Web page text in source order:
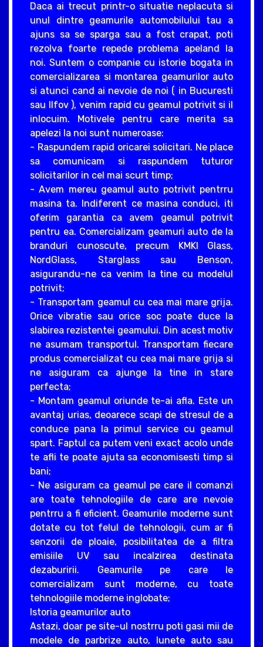
Daca ai trecut printr-o situatie neplacuta si
unul dintre geamurile automobilului tau a
ajuns sa se sparga sau a fost crapat, poti
rezolva foarte repede problema apeland la
noi. Suntem o companie cu istorie bogata in
comercializarea si montarea geamurilor auto
si atunci cand ai nevoie de noi ( in Bucuresti
sau Ilfov ), venim rapid cu geamul potrivit si il
inlocuim. Motivele pentru care merita sa
apelezi la noi sunt numeroase:
- Raspundem rapid oricarei solicitari. Ne place
sa comunicam si raspundem tuturor
solicitarilor in cel mai scurt timp;
- Avem mereu geamul auto potrivit pentrru
masina ta. Indiferent ce masina conduci, iti
oferim garantia ca avem geamul potrivit
pentru ea. Comercializam geamuri auto de la
branduri cunoscute, precum KMKI Glass,
NordGlass, Starglass sau Benson,
asigurandu-ne ca venim la tine cu modelul
potrivit;
- Transportam geamul cu cea mai mare grija.
Orice vibratie sau orice soc poate duce la
slabirea rezistentei geamului. Din acest motiv
ne asumam transportul. Transportam fiecare
produs comercializat cu cea mai mare grija si
ne asiguram ca ajunge la tine in stare
perfecta;
- Montam geamul oriunde te-ai afla. Este un
avantaj urias, deoarece scapi de stresul de a
conduce pana la primul service cu geamul
spart. Faptul ca putem veni exact acolo unde
te afli te poate ajuta sa economisesti timp si
bani;
- Ne asiguram ca geamul pe care il comanzi
are toate tehnologiile de care are nevoie
pentrru a fi eficient. Geamurile moderne sunt
dotate cu tot felul de tehnologii, cum ar fi
senzorii de ploaie, posibilitatea de a filtra
emisiile UV sau incalzirea destinata
dezaburirii. Geamurile pe care le
comercializam sunt moderne, cu toate
tehnologiile moderne inglobate;
Istoria geamurilor auto
Astazi, doar pe site-ul nostrru poti gasi mii de
modele de parbrize auto, lunete auto sau